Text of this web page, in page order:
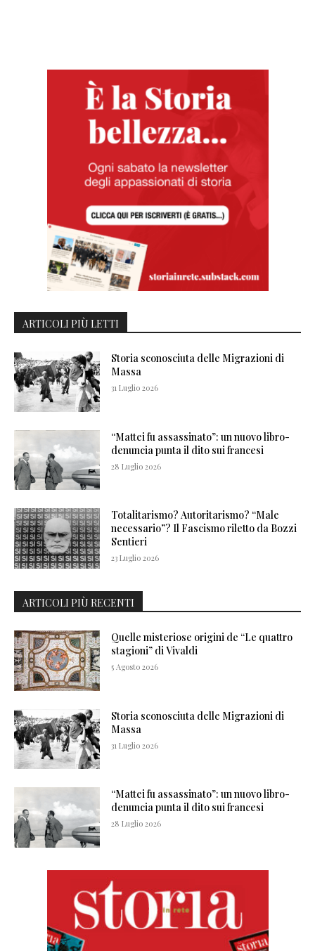
ARTICOLI PIÙ LETTI
Storia sconosciuta delle Migrazioni di
Massa
31 Luglio 2026
“Mattei fu assassinato”: un nuovo libro-
denuncia punta il dito sui francesi
28 Luglio 2026
Totalitarismo? Autoritarismo? “Male
necessario”? Il Fascismo riletto da Bozzi
Sentieri
23 Luglio 2026
ARTICOLI PIÙ RECENTI
Quelle misteriose origini de “Le quattro
stagioni” di Vivaldi
5 Agosto 2026
Storia sconosciuta delle Migrazioni di
Massa
31 Luglio 2026
“Mattei fu assassinato”: un nuovo libro-
denuncia punta il dito sui francesi
28 Luglio 2026